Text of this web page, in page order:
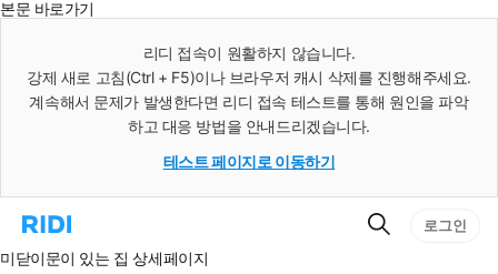
본문 바로가기
리디 접속이 원활하지 않습니다.
강제 새로 고침(Ctrl + F5)이나 브라우저 캐시 삭제를 진행해주세요.
계속해서 문제가 발생한다면 리디 접속 테스트를 통해 원인을 파악
하고 대응 방법을 안내드리겠습니다.
테스트 페이지로 이동하기
리
홈
검
로그인
미닫이문이 있는 집 상세페이지